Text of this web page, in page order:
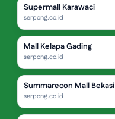
Supermall Karawaci
serpong.co.id
Mall Kelapa Gading
serpong.co.id
Summarecon Mall Bekasi
serpong.co.id